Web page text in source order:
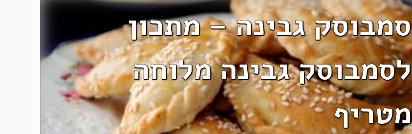
סמבוסק גבינה – מתכון
לסמבוסק גבינה מלוחה
מטריף